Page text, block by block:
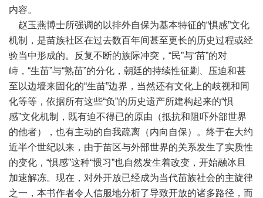
内容。
赵玉燕博士所强调的以排外自保为基本特征的“惧感”文化
机制，是苗族社区在过去数百年间甚至更长的历史过程或经
验当中形成的。反复不断的族际冲突，“民”与“苗”的对
峙，“生苗”与“熟苗”的分化，朝廷的持续性征剿、压迫和甚
至以边墙来固化的“生苗”边界，当然还有文化上的歧视和同
化等等，依据所有这些“负”的历史遗产所建构起来的“惧
感”文化机制，既有迫不得已的原由（抵抗和阻吓外部世界
的他者），也有主动的自我疏离（内向自保）。终于在大约
近半个世纪以来，由于苗区与外部世界的关系发生了实质性
的变化，“惧感”这种“惯习”也自然发生着改变，开始融冰且
加速解冻。现在，对外开放已经成为当代苗族社会的主旋律
之一，本书作者令人信服地分析了导致开放的诸多路径，而